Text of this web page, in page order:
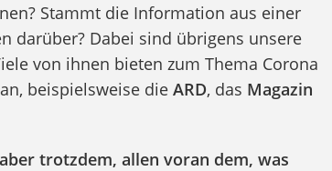
Stammt die Information aus einer
darüber? Dabei sind übrigens unsere
von ihnen bieten zum Thema Corona
beispielsweise die ARD, das Magazin
trotzdem, allen voran dem, was